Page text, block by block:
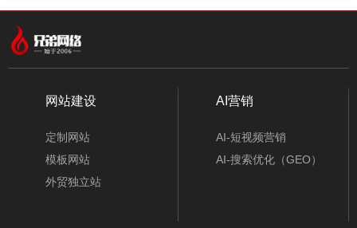
网站建设
定制网站
模板网站
外贸独立站
AI营销
AI-短视频营销
AI-搜索优化（GEO）